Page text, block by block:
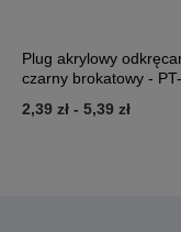
Plug akrylowy
czarny brokatowy -
2,39 zł - 5,39 zł